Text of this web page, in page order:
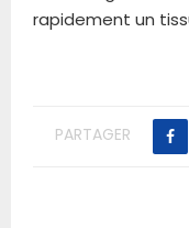
rapidement un
PARTAGER